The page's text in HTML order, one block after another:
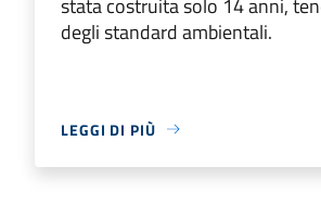
degli standard ambientali.
LEGGI DI PIÙ